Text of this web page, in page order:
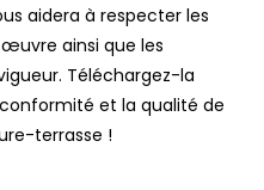
aidera à respecter les
ainsi que les
Téléchargez-la
et la qualité de
terrasse !